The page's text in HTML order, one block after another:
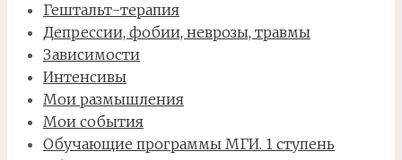
Гештальт-терапия
Депрессии, фобии, неврозы, травмы
Зависимости
Интенсивы
Мои размышления
Мои события
Обучающие программы МГИ. 1 ступень